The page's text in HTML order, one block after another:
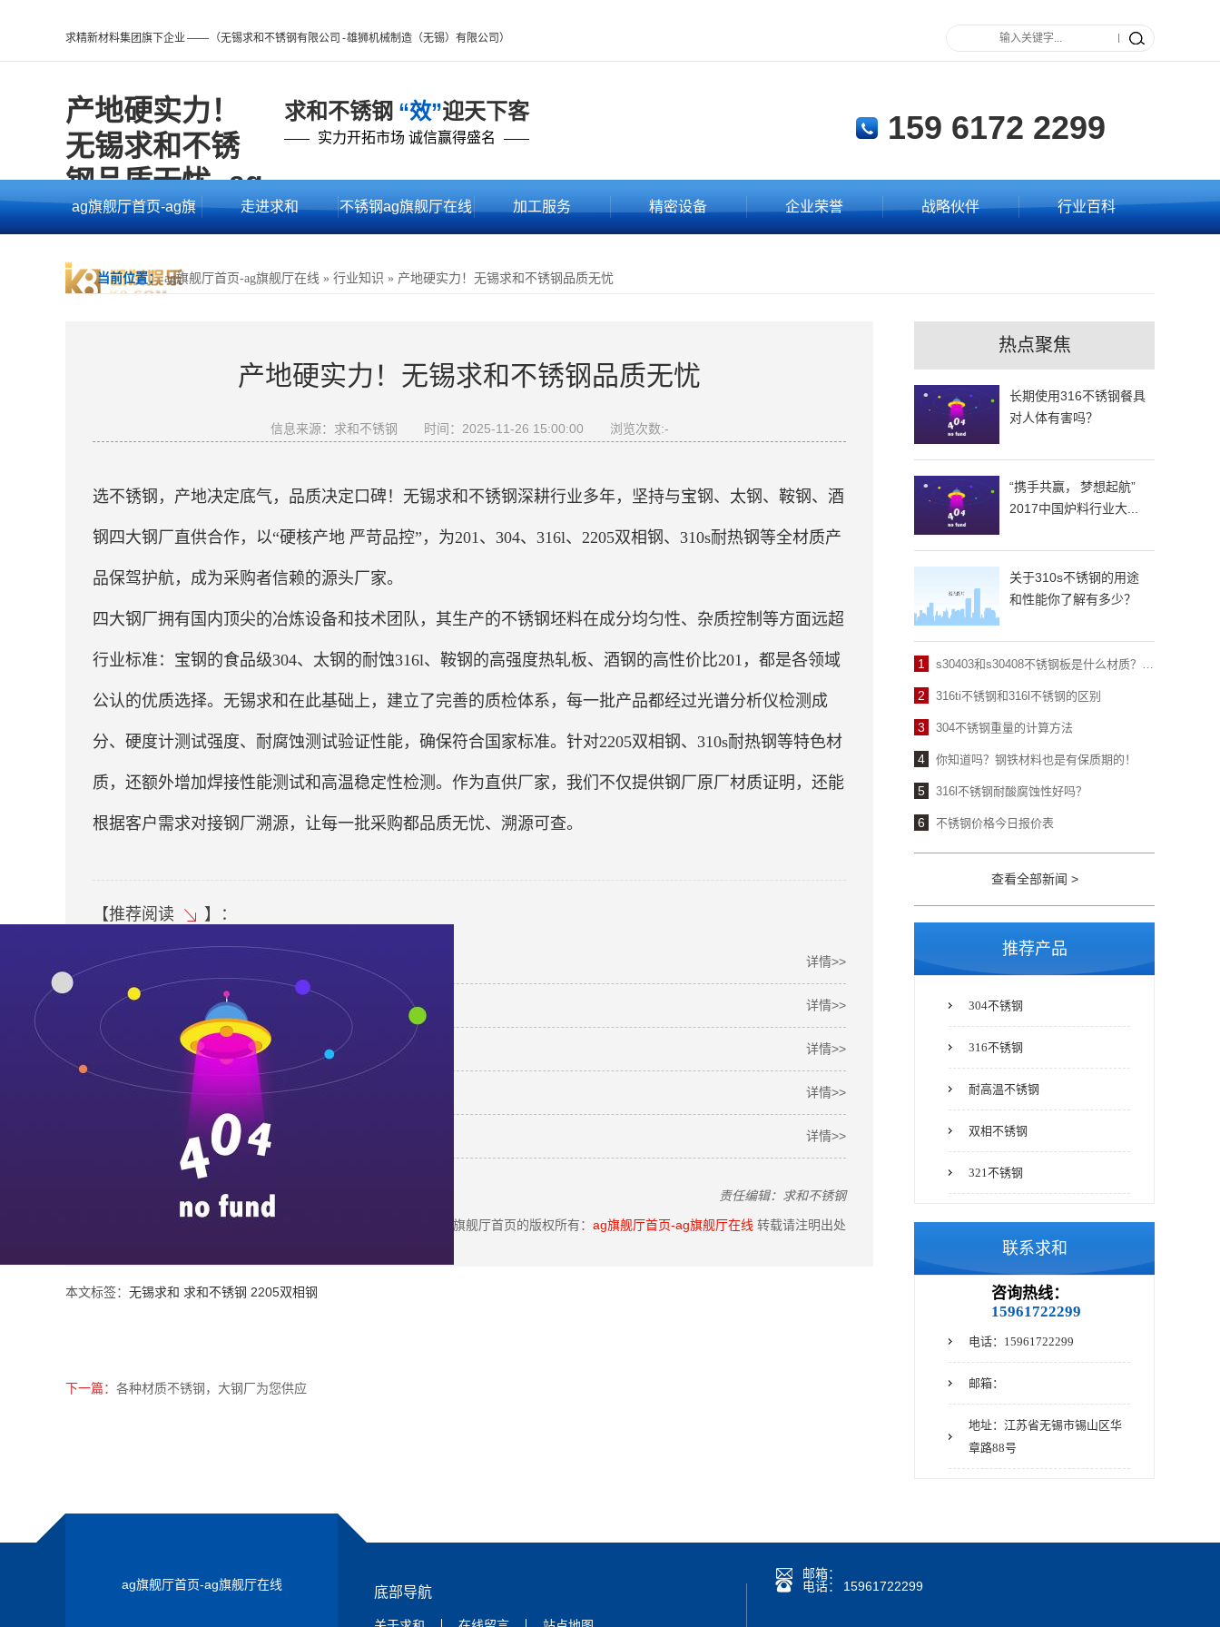
求精新材料集团旗下企业 —— （无锡求和不锈钢有限公司 - 雄狮机械制造（无锡）有限公司）
产地硬实力！
无锡求和不锈
钢品质无忧 -ag
旗舰厅首页
求和不锈钢 “效”迎天下客
—— 实力开拓市场 诚信赢得盛名 —— 159 6172 2299
ag旗舰厅首页-ag旗 走进求和 不锈钢ag旗舰厅在线 加工服务 精密设备 企业荣誉 战略伙伴 行业百科
当前位置： ag旗舰厅首页-ag旗舰厅在线 » 行业知识 » 产地硬实力！无锡求和不锈钢品质无忧
产地硬实力！无锡求和不锈钢品质无忧
信息来源：求和不锈钢 时间：2025-11-26 15:00:00 浏览次数:-
选不锈钢，产地决定底气，品质决定口碑！无锡求和不锈钢深耕行业多年，坚持与宝钢、太钢、鞍钢、酒
钢四大钢厂直供合作，以“硬核产地 严苛品控”，为201、304、316l、2205双相钢、310s耐热钢等全材质产
品保驾护航，成为采购者信赖的源头厂家。
四大钢厂拥有国内顶尖的冶炼设备和技术团队，其生产的不锈钢坯料在成分均匀性、杂质控制等方面远超
行业标准：宝钢的食品级304、太钢的耐蚀316l、鞍钢的高强度热轧板、酒钢的高性价比201，都是各领域
公认的优质选择。无锡求和在此基础上，建立了完善的质检体系，每一批产品都经过光谱分析仪检测成
分、硬度计测试强度、耐腐蚀测试验证性能，确保符合国家标准。针对2205双相钢、310s耐热钢等特色材
质，还额外增加焊接性能测试和高温稳定性检测。作为直供厂家，我们不仅提供钢厂原厂材质证明，还能
根据客户需求对接钢厂溯源，让每一批采购都品质无忧、溯源可查。
【推荐阅读 】：
详情>>
不锈钢工程施工方案
详情>>
安全警钟常敲的求和不锈钢人
详情>>
不锈钢高压弯管的保养方法
详情>>
不锈钢的清理
详情>>
不锈铁的分类有哪些呢
责任编辑：求和不锈钢
ag旗舰厅首页的版权所有： ag旗舰厅首页-ag旗舰厅在线 转载请注明出处
本文标签： 无锡求和 求和不锈钢 2205双相钢
下一篇： 各种材质不锈钢，大钢厂为您供应
热点聚焦
长期使用316不锈钢餐具
对人体有害吗？
“携手共赢， 梦想起航”
2017中国炉料行业大...
关于310s不锈钢的用途
和性能你了解有多少？
1 s30403和s30408不锈钢板是什么材质？有什么区别？
2 316ti不锈钢和316l不锈钢的区别
3 304不锈钢重量的计算方法
4 你知道吗？钢铁材料也是有保质期的！
5 316l不锈钢耐酸腐蚀性好吗？
6 不锈钢价格今日报价表
查看全部新闻 >
推荐产品
304不锈钢
316不锈钢
耐高温不锈钢
双相不锈钢
321不锈钢
联系求和
咨询热线：
15961722299
电话：15961722299
邮箱：
地址：江苏省无锡市锡山区华
章路88号
ag旗舰厅首页-ag旗舰厅在线 底部导航
邮箱：
电话：
15961722299